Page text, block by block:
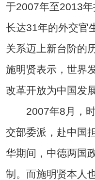
于2007年至2013
长达31年的外交官
关系迈上新台阶的
施明贤表示，世界
改革开放为中国发
2007年8月，时
交部委派，赴中国
华期间，中德两国
制。而施明贤本人